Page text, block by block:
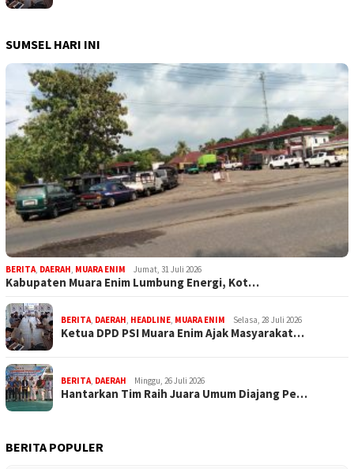
SUMSEL HARI INI
BERITA, DAERAH, MUARA ENIM Jumat, 31 Juli 2026
Kabupaten Muara Enim Lumbung Energi, Kot…
BERITA, DAERAH, HEADLINE, MUARA ENIM Selasa, 28 Juli 2026
Ketua DPD PSI Muara Enim Ajak Masyarakat…
BERITA, DAERAH Minggu, 26 Juli 2026
Hantarkan Tim Raih Juara Umum Diajang Pe…
BERITA POPULER